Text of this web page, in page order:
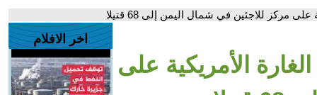
مركز للاجئين في شمال اليمن إلى 68 قتيلا
الأمريكية على
اخر الافلام